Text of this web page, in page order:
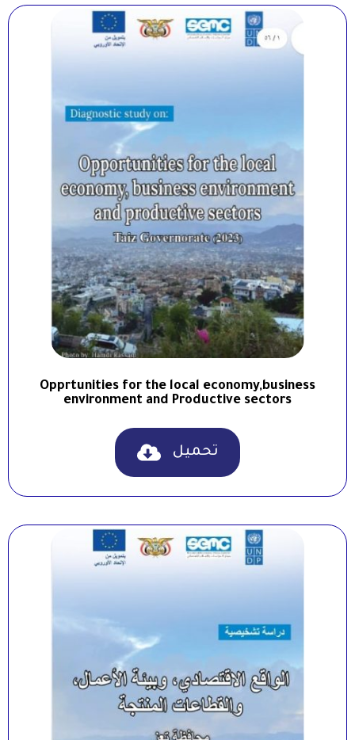
Opprtunities for the local economy,business
environment and Productive sectors
تحميل